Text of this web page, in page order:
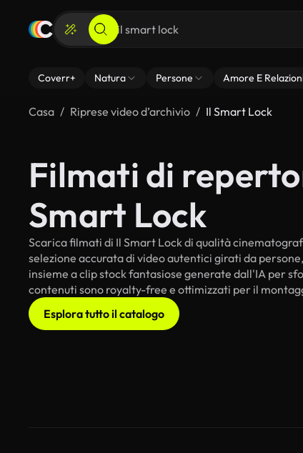
Coverr+ Natura Persone Amore E
Casa Riprese video d’archivio Il Smart Lock
Filmati di
Smart Lock
Scarica filmati di Il Smart Lock di qualità
selezione accurata di video autentici girati da
insieme a clip stock fantasiose generate dall'IA per
contenuti sono royalty-free e ottimizzati per il
Esplora tutto il catalogo